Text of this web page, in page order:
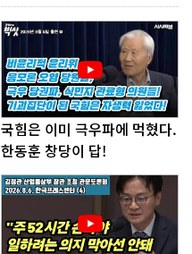
국힘은 이미 극우파에 먹혔다.
한동훈 창당이 답!